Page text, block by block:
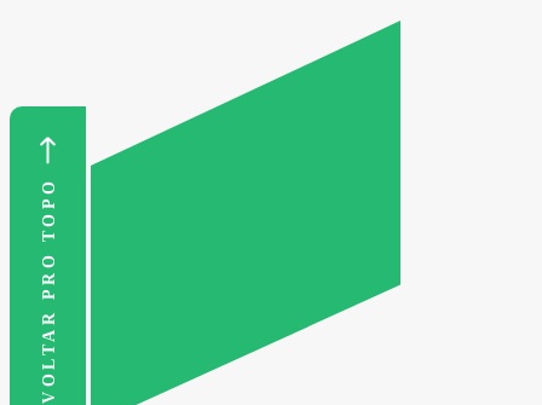
VOLTAR PRO TOPO